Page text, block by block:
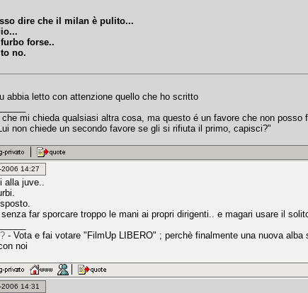
dire che il milan è pulito...
forse..
no.
abbia letto con attenzione quello che ho scritto
che mi chieda qualsiasi altra cosa, ma questo é un favore che non posso
non chiede un secondo favore se gli si rifiuta il primo, capisci?"
2006 14:27
alla juve..
far sporcare troppo le mani ai propri dirigenti.. e magari usare il
- Vota e fai votare "FilmUp LIBERO" ; perchè finalmente una nuova alba
noi
2006 14:31